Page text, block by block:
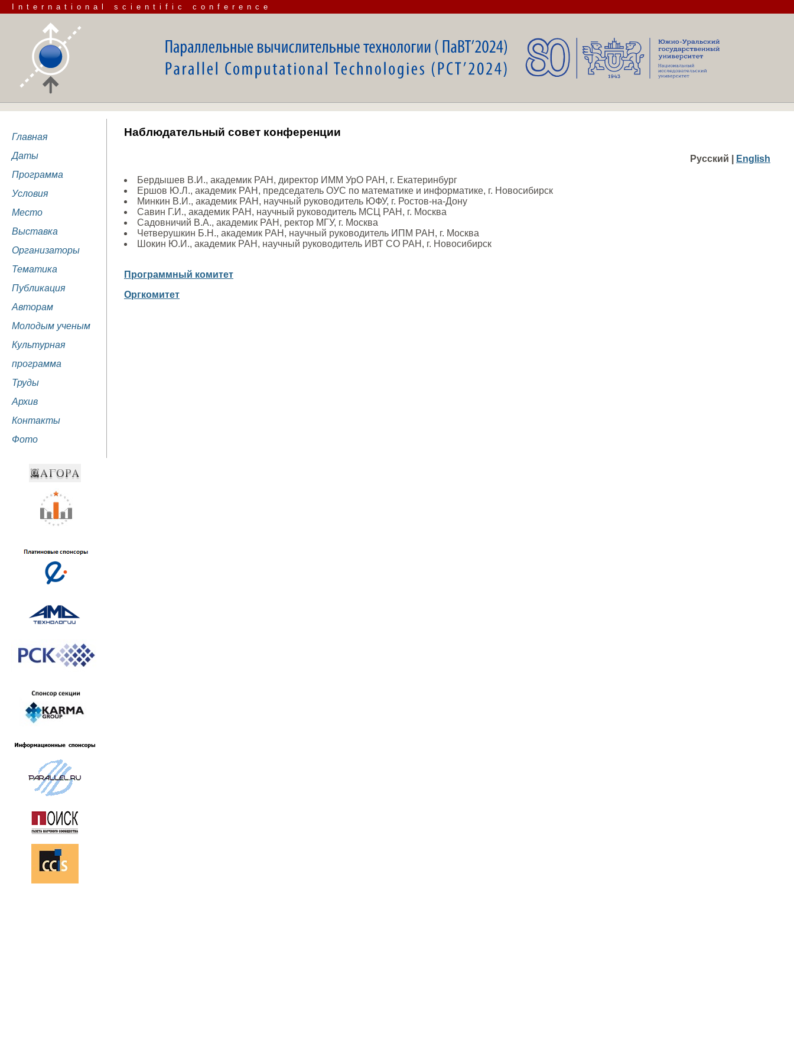
International scientific conference
Главная
Даты
Программа
Условия
Место
Выставка
Организаторы
Тематика
Публикация
Авторам
Молодым ученым
Культурная
программа
Труды
Архив
Контакты
Фото
Наблюдательный совет конференции
Русский | English
Бердышев В.И., академик РАН, директор ИММ УрО РАН, г. Екатеринбург
Ершов Ю.Л., академик РАН, председатель ОУС по математике и информатике, г. Новосибирск
Минкин В.И., академик РАН, научный руководитель ЮФУ, г. Ростов-на-Дону
Савин Г.И., академик РАН, научный руководитель МСЦ РАН, г. Москва
Садовничий В.А., академик РАН, ректор МГУ, г. Москва
Четверушкин Б.Н., академик РАН, научный руководитель ИПМ РАН, г. Москва
Шокин Ю.И., академик РАН, научный руководитель ИВТ СО РАН, г. Новосибирск
Программный комитет
Оргкомитет